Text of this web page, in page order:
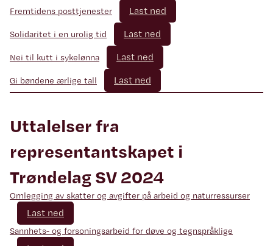
Fremtidens posttjenester Last ned
Solidaritet i en urolig tid Last ned
Nei til kutt i sykelønna Last ned
Gi bøndene ærlige tall Last ned
Uttalelser fra
representantskapet i
Trøndelag SV 2024
Omlegging av skatter og avgifter på arbeid og naturressurser
Last ned
Sannhets- og forsoningsarbeid for døve og tegnspråklige